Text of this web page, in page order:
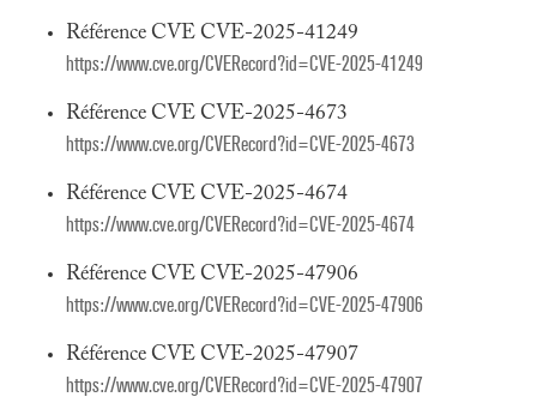
Référence CVE CVE-2025-41249
https://www.cve.org/CVERecord?id=CVE-2025-41249
Référence CVE CVE-2025-4673
https://www.cve.org/CVERecord?id=CVE-2025-4673
Référence CVE CVE-2025-4674
https://www.cve.org/CVERecord?id=CVE-2025-4674
Référence CVE CVE-2025-47906
https://www.cve.org/CVERecord?id=CVE-2025-47906
Référence CVE CVE-2025-47907
https://www.cve.org/CVERecord?id=CVE-2025-47907